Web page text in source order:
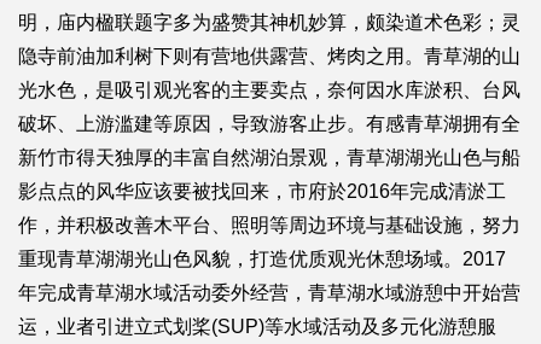
明，庙内楹联题字多为盛赞其神机妙算，颇染道术色彩；灵
隐寺前油加利树下则有营地供露营、烤肉之用。青草湖的山
光水色，是吸引观光客的主要卖点，奈何因水库淤积、台风
破坏、上游滥建等原因，导致游客止步。有感青草湖拥有全
新竹市得天独厚的丰富自然湖泊景观，青草湖湖光山色与船
影点点的风华应该要被找回来，市府於2016年完成清淤工
作，并积极改善木平台、照明等周边环境与基础设施，努力
重现青草湖湖光山色风貌，打造优质观光休憩场域。2017
年完成青草湖水域活动委外经营，青草湖水域游憩中开始营
运，业者引进立式划桨(SUP)等水域活动及多元化游憩服